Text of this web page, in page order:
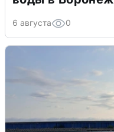
6 августа 0